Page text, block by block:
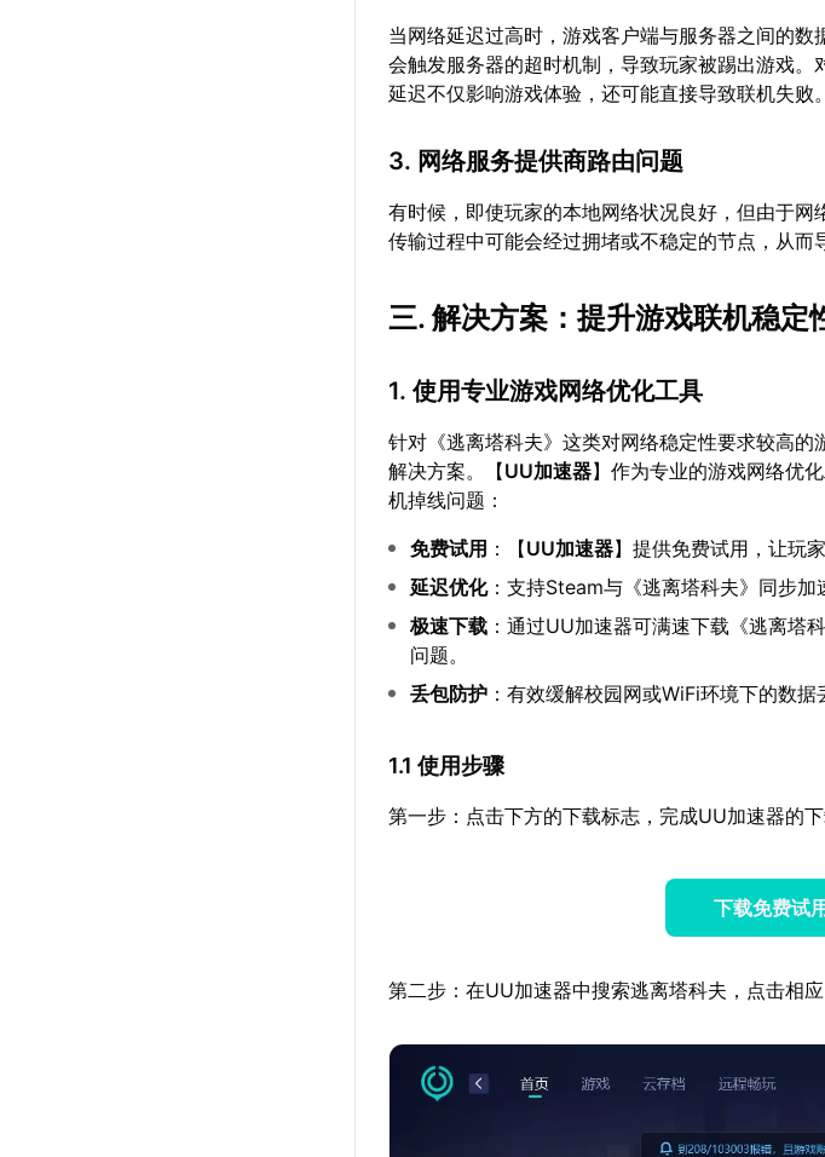
当网络延迟过高时，游戏客户端与服务器之间的
会触发服务器的超时机制，导致玩家被踢出游戏。
延迟不仅影响游戏体验，还可能直接导致联机失败。
3. 网络服务提供商路由问题
有时候，即使玩家的本地网络状况良好，但由于
传输过程中可能会经过拥堵或不稳定的节点，从而
三. 解决方案：提升游戏联机稳定
1. 使用专业游戏网络优化工具
针对《逃离塔科夫》这类对网络稳定性要求较高
解决方案。【UU加速器】作为专业的游戏网络优
机掉线问题：
免费试用 ：【UU加速器】提供免费试用，让玩
延迟优化：支持Steam与《逃离塔科夫》同步加
极速下载 ：通过UU加速器可满速下载《逃离塔
问题。
丢包防护 ：有效缓解校园网或WiFi环境下的数据
1.1 使用步骤
第一步：点击下方的下载标志，完成UU加速器的下
下载免费试
第二步：在UU加速器中搜索逃离塔科夫，点击相